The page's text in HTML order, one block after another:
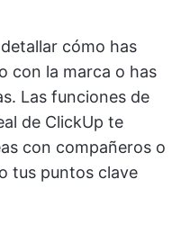
cómo has
con la marca o has
Las funciones de
de ClickUp te
con compañeros o
tus puntos clave